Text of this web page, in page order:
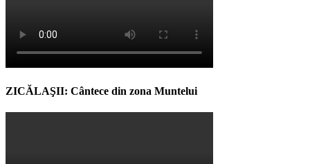
ZICĂLAŞII: Cântece din zona Muntelui